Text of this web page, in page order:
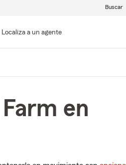
Localiza a un agente
Buscar
en